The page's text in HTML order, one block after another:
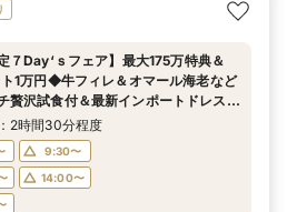
７Day‘ｓフェア】最大175万特典＆
1万円◆牛フィレ＆オマール海老など
贅沢試食付＆最新インポートドレス展
フェア
2時間30分程度
9:30〜
14:00〜